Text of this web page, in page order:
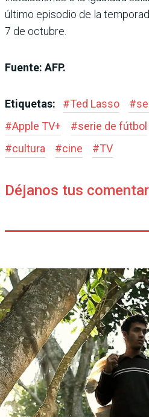
último episodio de la
7 de octubre.
Fuente: AFP.
Etiquetas: #Ted Lasso #
#Apple TV+ #serie de fútbol
#cultura #cine #TV
Déjanos tus